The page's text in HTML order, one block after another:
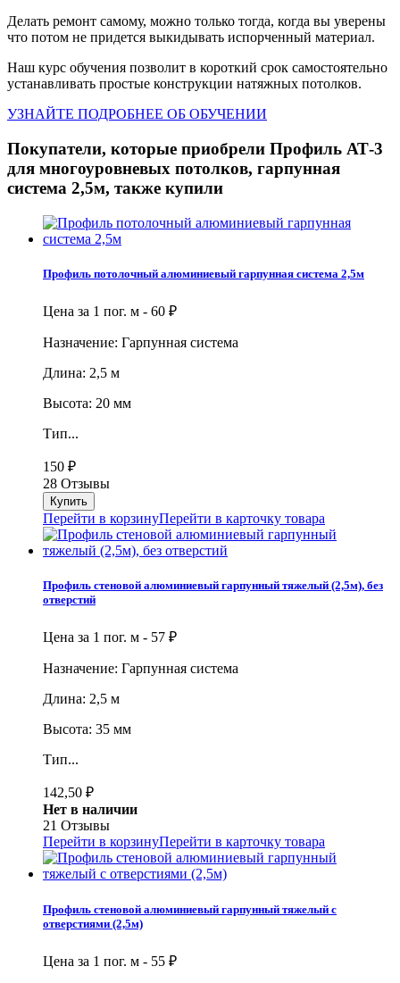
Делать ремонт самому, можно только тогда, когда вы уверены
что потом не придется выкидывать испорченный материал.
Наш курс обучения позволит в короткий срок самостоятельно
устанавливать простые конструкции натяжных потолков.
УЗНАЙТЕ ПОДРОБНЕЕ ОБ ОБУЧЕНИИ
Покупатели, которые приобрели Профиль АТ-3
для многоуровневых потолков, гарпунная
система 2,5м, также купили
Профиль потолочный алюминиевый гарпунная система 2,5м
Цена за 1 пог. м - 60 ₽
Назначение: Гарпунная система
Длина: 2,5 м
Высота: 20 мм
Тип...
150 ₽
28 Отзывы
Перейти в корзинуПерейти в карточку товара
Профиль стеновой алюминиевый гарпунный тяжелый (2,5м), без
отверстий
Цена за 1 пог. м - 57 ₽
Назначение: Гарпунная система
Длина: 2,5 м
Высота: 35 мм
Тип...
142,50 ₽
Нет в наличии
21 Отзывы
Перейти в корзинуПерейти в карточку товара
Профиль стеновой алюминиевый гарпунный тяжелый с
отверстиями (2,5м)
Цена за 1 пог. м - 55 ₽